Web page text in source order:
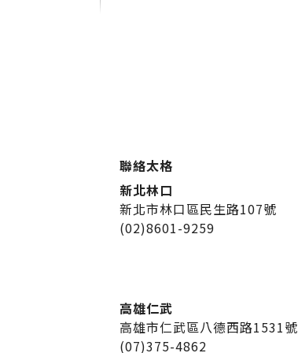
聯絡太格
新北林口
新北市林口區民生路107號
(02)8601-9259
高雄仁武
高雄市仁武區八德西路1531號
(07)375-4862